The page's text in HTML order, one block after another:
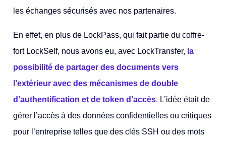
les échanges sécurisés avec nos partenaires.
En effet, en plus de LockPass, qui fait partie du coffre-
fort LockSelf, nous avons eu, avec LockTransfer, la
possibilité de partager des documents vers
l’extérieur avec des mécanismes de double
d’authentification et de token d’accès. L’idée était de
gérer l’accès à des données confidentielles ou critiques
pour l’entreprise telles que des clés SSH ou des mots